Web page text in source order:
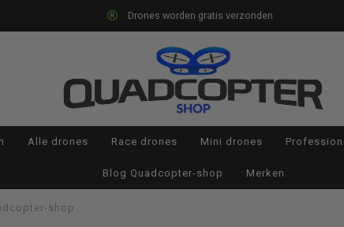
Drones worden gratis verzonden
Alle drones Race drones Mini drones
Blog Quadcopter-shop Merken
shop